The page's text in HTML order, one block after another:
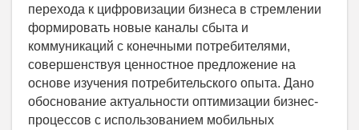
перехода к цифровизации бизнеса в стремлении
формировать новые каналы сбыта и
коммуникаций с конечными потребителями,
совершенствуя ценностное предложение на
основе изучения потребительского опыта. Дано
обоснование актуальности оптимизации бизнес-
процессов с использованием мобильных